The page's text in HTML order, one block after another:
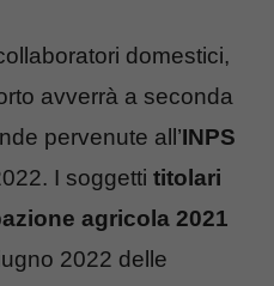
domestici,
avverrà a seconda
pervenute all’INPS
I soggetti titolari
agricola 2021
2022 delle